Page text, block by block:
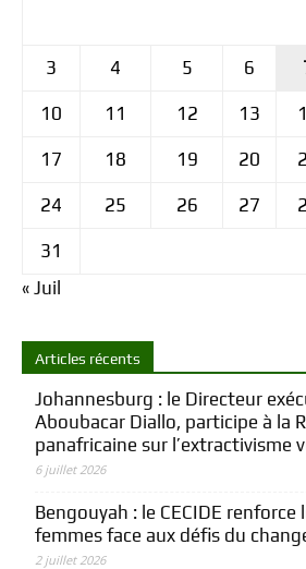
3 4 5 6
10 11 12 13
17 18 19 20
24 25 26 27
31
« Juil
Articles récents
Johannesburg : le Directeur
Aboubacar Diallo, participe à la
panafricaine sur l’extractivisme
6 juillet 2026
Bengouyah : le CECIDE renforce
femmes face aux défis du
2 juillet 2026